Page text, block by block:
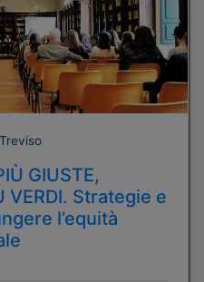
GIUSTE,
VERDI. Strategie e
l’equità